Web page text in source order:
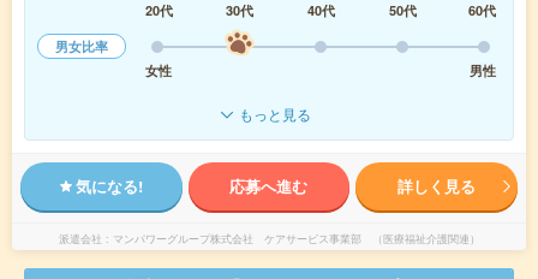
20代
30代 40代 50代
60代
男女比率
女性
男性
もっと見る
気になる! 応募へ進む 詳しく見る
派遣会社 マンパワーグループ株式会社 ケアサービス事業部 （医療福祉介護関連）